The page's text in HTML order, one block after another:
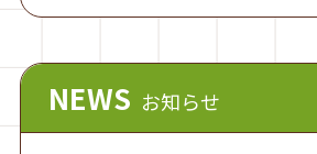
NEWS お知らせ